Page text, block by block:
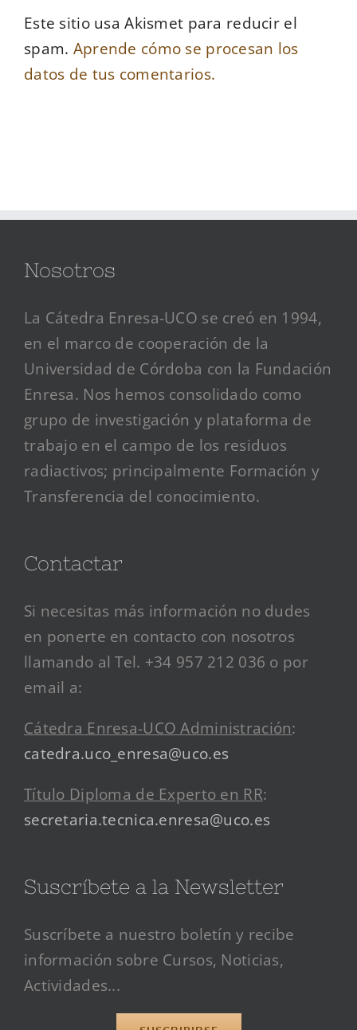
Este sitio usa Akismet para reducir el
spam. Aprende cómo se procesan los
datos de tus comentarios.
Nosotros
La Cátedra Enresa-UCO se creó en 1994,
en el marco de cooperación de la
Universidad de Córdoba con la Fundación
Enresa. Nos hemos consolidado como
grupo de investigación y plataforma de
trabajo en el campo de los residuos
radiactivos; principalmente Formación y
Transferencia del conocimiento.
Contactar
Si necesitas más información no dudes
en ponerte en contacto con nosotros
llamando al Tel. +34 957 212 036 o por
email a:
Cátedra Enresa-UCO Administración:
catedra.uco_enresa@uco.es
Título Diploma de Experto en RR:
secretaria.tecnica.enresa@uco.es
Suscríbete a la Newsletter
Suscríbete a nuestro boletín y recibe
información sobre Cursos, Noticias,
Actividades...